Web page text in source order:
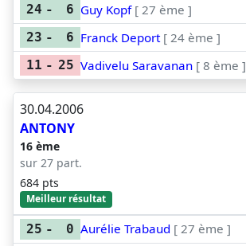
24 - 6 Guy Kopf [ 27 ème ]
23 - 6 Franck Deport [ 24 ème ]
11 - 25 Vadivelu Saravanan [ 8 ème ]
30.04.2006
ANTONY
16 ème
sur 27 part.
684 pts
Meilleur résultat
25 - 0 Aurélie Trabaud [ 27 ème ]